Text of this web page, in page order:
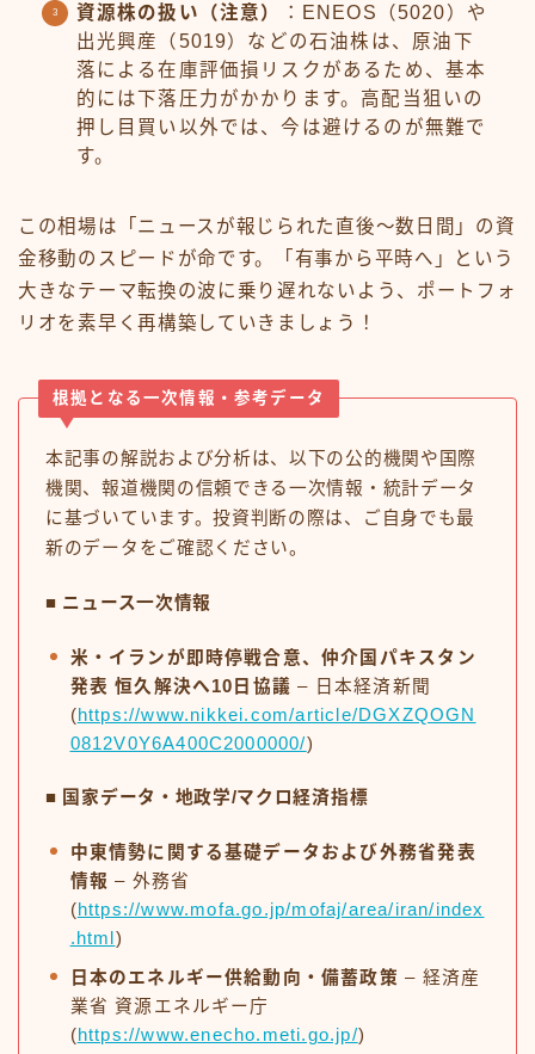
資源株の扱い（注意）
：ENEOS（5020）や
出光興産（5019）などの石油株は、原油下
落による在庫評価損リスクがあるため、基本
的には下落圧力がかかります。高配当狙いの
押し目買い以外では、今は避けるのが無難で
す。
この相場は「ニュースが報じられた直後〜数日間」の資
金移動のスピードが命です。「有事から平時へ」という
大きなテーマ転換の波に乗り遅れないよう、ポートフォ
リオを素早く再構築していきましょう！
根拠となる一次情報・参考データ
本記事の解説および分析は、以下の公的機関や国際
機関、報道機関の信頼できる一次情報・統計データ
に基づいています。投資判断の際は、ご自身でも最
新のデータをご確認ください。
■ ニュース一次情報
米・イランが即時停戦合意、仲介国パキスタン
発表 恒久解決へ10日協議 – 日本経済新聞
(https://www.nikkei.com/article/DGXZQOGN
0812V0Y6A400C2000000/)
■ 国家データ・地政学/マクロ経済指標
中東情勢に関する基礎データおよび外務省発表
情報 – 外務省
(https://www.mofa.go.jp/mofaj/area/iran/index
.html )
日本のエネルギー供給動向・備蓄政策 – 経済産
業省 資源エネルギー庁
(https://www.enecho.meti.go.jp/)